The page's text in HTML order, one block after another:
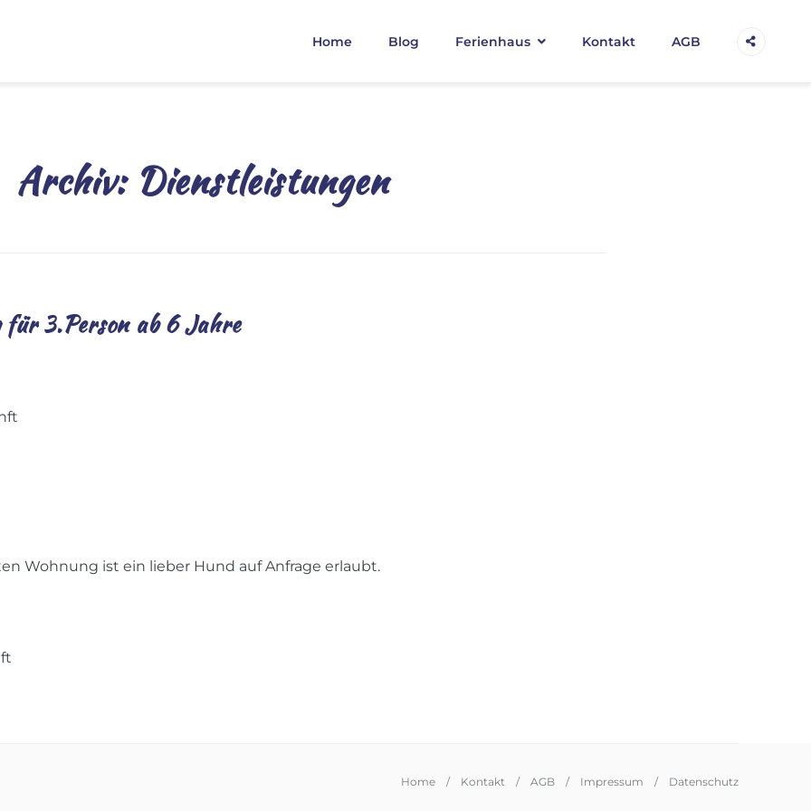
Home Blog Ferienhaus Kontakt AGB
Archiv: Dienstleistungen
3.Person ab 6 Jahre
Wohnung ist ein lieber Hund auf Anfrage erlaubt.
Home Kontakt AGB Impressum Datenschutz